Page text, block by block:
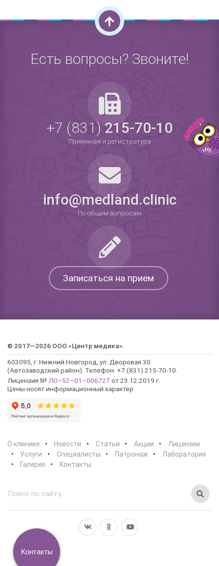
Есть вопросы? Звоните!
+7 (831)215-70-10
Приемная и регистратура
info@medland.clinic
По общим вопросам
Записаться на прием
© 2017—2026 ООО «Центр медика».
603095, г. Нижний Новгород, ул. Дворовая 30
(Автозаводский район). Телефон: +7 (831) 215-70-10.
Лицензия № ЛО–52–01–006727 от 23.12.2019 г.
Цены носят информационный характер.
О клинике Новости Статьи Акции
Лицензии
Услуги
Специалисты Патронаж
Лаборатория
Галерея
Контакты